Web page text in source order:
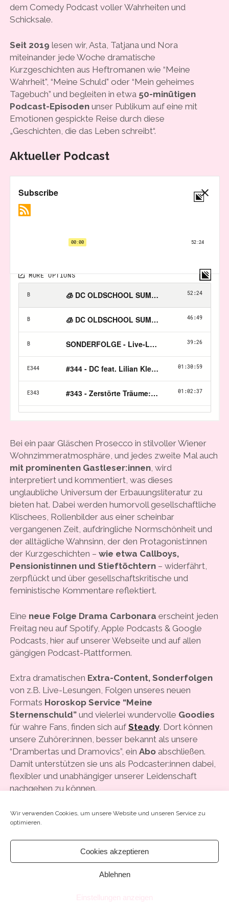
Wir verwenden Cookies, um unsere Website und unseren Service zu
optimieren.
Cookies akzeptieren
Ablehnen
Einstellungen anzeigen
COOKIE-RICHTLINIE (EU)
dem Comedy Podcast voller Wahrheiten und
Schicksale.
Seit 2019 lesen wir, Asta, Tatjana und Nora
miteinander jede Woche dramatische
Kurzgeschichten aus Heftromanen wie “Meine
Wahrheit”, “Meine Schuld” oder “Mein geheimes
Tagebuch” und begleiten in etwa 50-minütigen
Podcast-Episodenunser Publikum auf eine mit
Emotionen gespickte Reise durch diese
„Geschichten, die das Leben schreibt“.
Aktueller Podcast
Bei ein paar Gläschen Prosecco in stilvoller Wiener
Wohnzimmeratmosphäre, und jedes zweite Mal auch
mit prominenten Gastleser:innen, wird
interpretiert und kommentiert, was dieses
unglaubliche Universum der Erbauungsliteratur zu
bieten hat. Dabei werden humorvoll gesellschaftliche
Klischees, Rollenbilder aus einer scheinbar
vergangenen Zeit, aufdringliche Normschönheit und
der alltägliche Wahnsinn, der den Protagonist:innen
der Kurzgeschichten – wie etwa Callboys,
Pensionistinnen und Stieftöchtern– widerfährt,
zerpflückt und über gesellschaftskritische und
feministische Kommentare reflektiert.
Eine neue Folge Drama Carbonara erscheint jeden
Freitag neu auf Spotify, Apple Podcasts & Google
Podcasts, hier auf unserer Webseite und auf allen
gängigen Podcast-Plattformen.
Extra dramatischen Extra-Content, Sonderfolgen
von z.B. Live-Lesungen, Folgen unseres neuen
Formats Horoskop Service “Meine
Sternenschuld”und vielerlei wundervolle Goodies
für wahre Fans, finden sich auf Steady. Dort können
unsere Zuhörer:innen, besser bekannt als unsere
“Drambertas und Dramovics”, ein Aboabschließen.
Damit unterstützen sie uns als Podcaster:innen dabei,
flexibler und unabhängiger unserer Leidenschaft
nachgehen zu können.
Wir wünschen gute Unterhaltung!
Danke für’s Zuhören und Bussi aus Wien
Asta, Tatjana und Nora